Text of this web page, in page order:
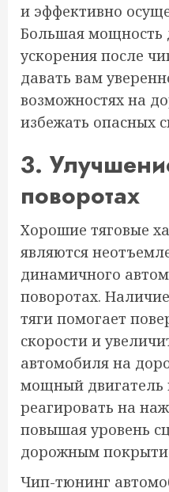
и эффективно
Большая мощность
ускорения после
давать вам
возможностях на
избежать опасных
3.
поворотах
Хорошие тяговые
являются
динамичного
поворотах.
тяги помогает
скорости и
автомобиля на
мощный двигатель
реагировать на
повышая уровень
дорожным
Чип-тюнинг